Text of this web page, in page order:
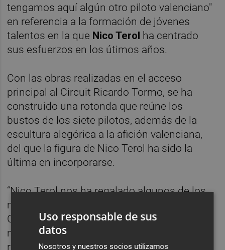
tengamos aquí algún otro piloto valenciano"
en referencia a la formación de jóvenes
talentos en la que Nico Terol ha centrado
sus esfuerzos en los útimos años.
Con las obras realizadas en el acceso
principal al Circuit Ricardo Tormo, se ha
construido una rotonda que reúne los
bustos de los siete pilotos, además de la
escultura alegórica a la afición valenciana,
del que la figura de Nico Terol ha sido la
última en incorporarse.
“Nico Terol nos ha regalado algunos de los
momentos más épicos de la historia del
Circuit y pasará a la historia del
motociclismo mundial, por lo que es justo
reconocer su trayectoria y equiparar su
Uso responsable de sus
datos
Nosotros y nuestros socios utilizamos